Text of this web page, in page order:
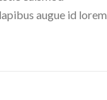
augue id lorem